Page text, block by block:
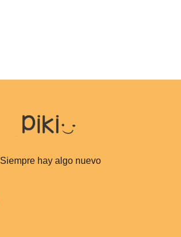
Siempre hay algo nuevo